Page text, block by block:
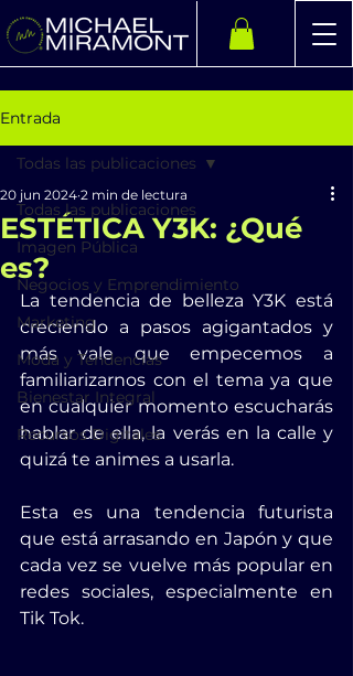
Entrada
Todas las publicaciones
Imagen Pública
Negocios y Emprendimiento
Marketing
Moda y Tendencias
Bienestar Integral
Recursos Digitales
Todas las publicaciones
ESTÉTICA Y3K: ¿Qué
es?
20 jun 2024 2 min de lectura
La tendencia de belleza Y3K está
creciendo a pasos agigantados y
más vale que empecemos a
familiarizarnos con el tema ya que
en cualquier momento escucharás
hablar de ella, la verás en la calle y
quizá te animes a usarla.
Esta es una tendencia futurista
que está arrasando en Japón y que
cada vez se vuelve más popular en
redes sociales, especialmente en
Tik Tok.